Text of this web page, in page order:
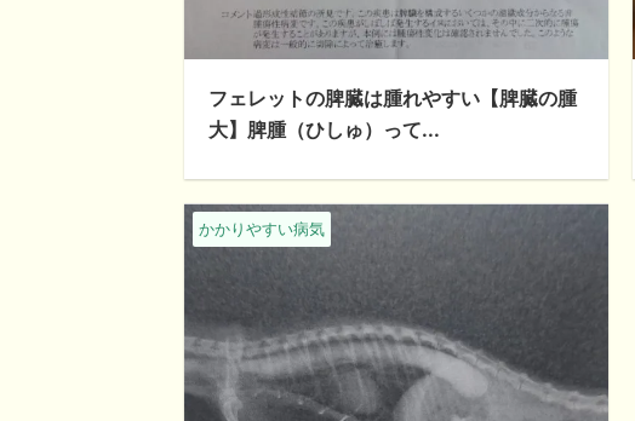
フェレットの脾臓は腫れやすい【脾臓の腫
大】脾腫（ひしゅ）って...
かかりやすい病気